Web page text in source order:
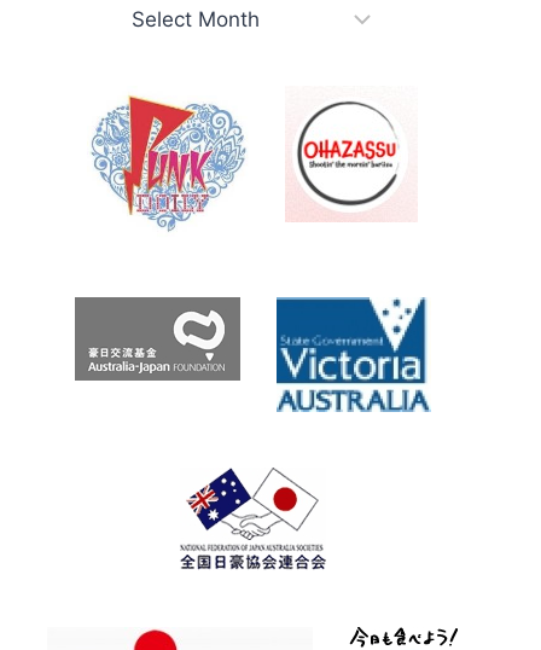
考
Archives